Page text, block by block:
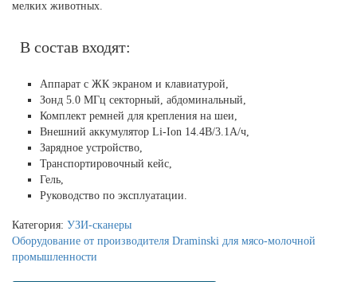
мелких животных.
В состав входят:
Аппарат с ЖК экраном и клавиатурой,
Зонд 5.0 MГц секторный, абдоминальный,
Комплект ремней для крепления на шеи,
Внешний аккумулятор Li-Ion 14.4В/3.1A/ч,
Зарядное устройство,
Транспортировочный кейс,
Гель,
Руководство по эксплуатации.
Категория: УЗИ-сканеры
Оборудование от производителя Draminski для мясо-молочной
промышленности